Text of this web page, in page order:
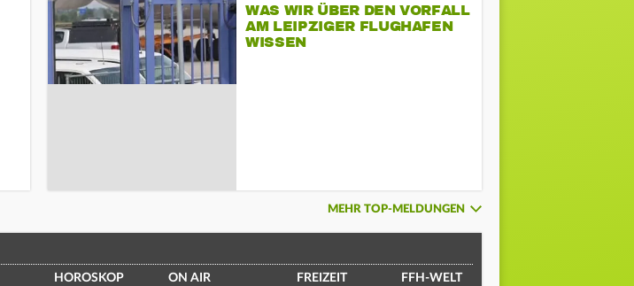
WAS WIR ÜBER DEN VORFALL
AM LEIPZIGER FLUGHAFEN
WISSEN
MEHR TOP-MELDUNGEN
HOROSKOP ON AIR FREIZEIT FFH-WELT